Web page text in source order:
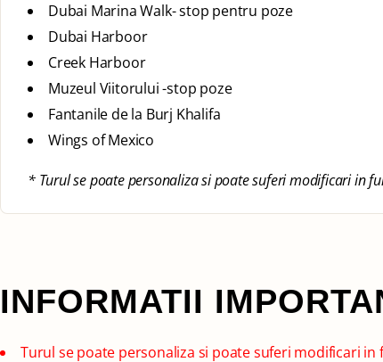
Dubai Marina Walk- stop pentru poze
Dubai Harboor
Creek Harboor
Muzeul Viitorului -stop poze
Fantanile de la Burj Khalifa
Wings of Mexico
* Turul se poate personaliza si poate suferi modificari in
INFORMATII
Turul se poate personaliza si poate suferi modificari in